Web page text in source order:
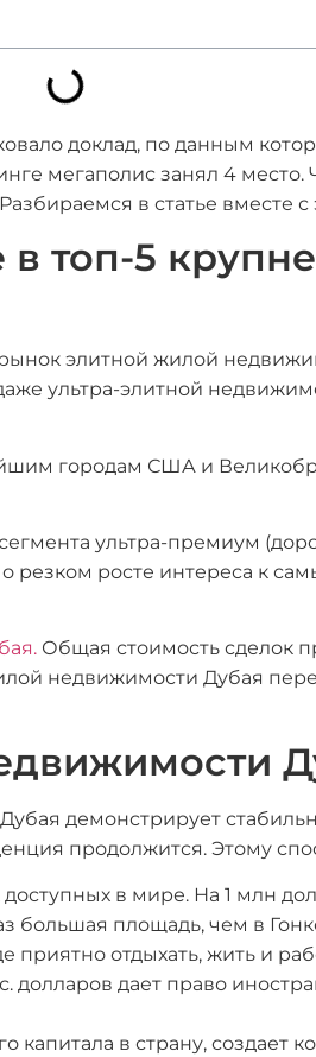
доклад, по данным
мегаполис занял 4 место.
в статье вместе с
в топ-5
элитной жилой
ультра-элитной
городам США и
ультра-премиум
резком росте интереса к
Общая стоимость сделок
недвижимости Дубая
демонстрирует
продолжится. Этому
в мире. На 1 млн
большая площадь, чем в
отдыхать, жить и
долларов дает право
в страну, создает